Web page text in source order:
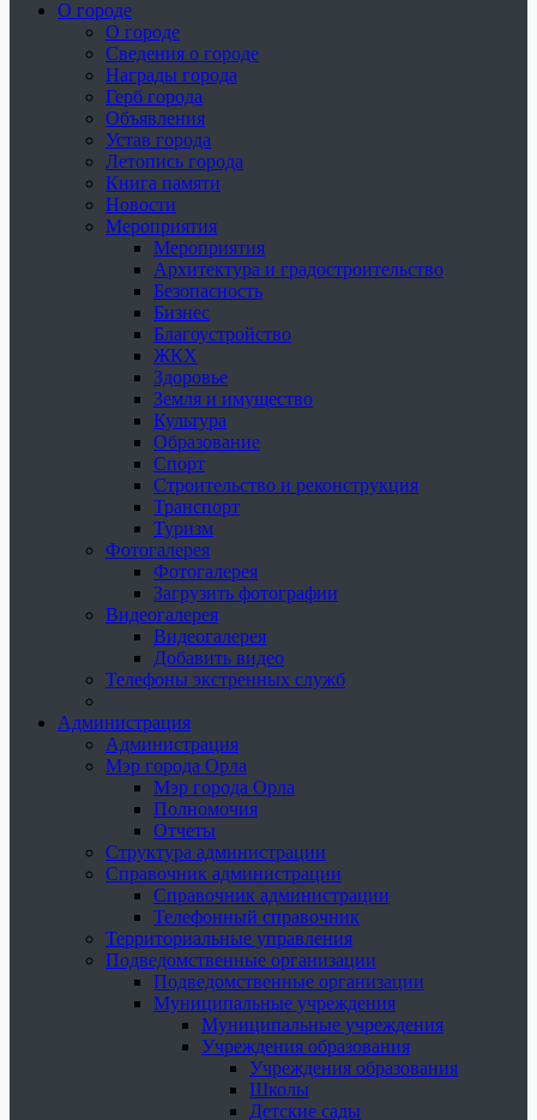
О городе
О городе
Сведения о городе
Награды города
Герб города
Объявления
Устав города
Летопись города
Книга памяти
Новости
Мероприятия
Мероприятия
Архитектура и градостроительство
Безопасность
Бизнес
Благоустройство
ЖКХ
Здоровье
Земля и имущество
Культура
Образование
Спорт
Строительство и реконструкция
Транспорт
Туризм
Фотогалерея
Фотогалерея
Загрузить фотографии
Видеогалерея
Видеогалерея
Добавить видео
Телефоны экстренных служб
Администрация
Администрация
Мэр города Орла
Мэр города Орла
Полномочия
Отчеты
Структура администрации
Справочник администрации
Справочник администрации
Телефонный справочник
Территориальные управления
Подведомственные организации
Подведомственные организации
Муниципальные учреждения
Муниципальные учреждения
Учреждения образования
Учреждения образования
Школы
Детские сады